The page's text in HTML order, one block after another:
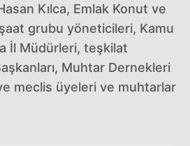
Kılca, Emlak Konut ve
grubu yöneticileri, Kamu
İl Müdürleri, teşkilat
Muhtar Dernekleri
meclis üyeleri ve muhtarlar